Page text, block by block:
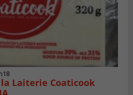
Laiterie Coaticook